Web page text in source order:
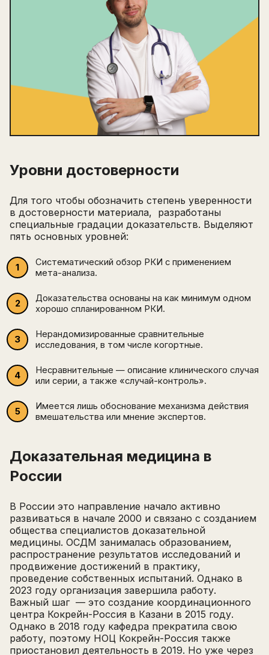
Уровни достоверности
Для того чтобы обозначить степень уверенности
в достоверности материала, разработаны
специальные градации доказательств. Выделяют
пять основных уровней:
Систематический обзор РКИ с применением
мета-анализа.
Доказательства основаны на как минимум одном
хорошо спланированном РКИ.
Нерандомизированные сравнительные
исследования, в том числе когортные.
Несравнительные — описание клинического случая
или серии, а также «случай-контроль».
Имеется лишь обоснование механизма действия
вмешательства или мнение экспертов.
Доказательная медицина в
России
В России это направление начало активно
развиваться в начале 2000 и связано с созданием
общества специалистов доказательной
медицины. ОСДМ занималась образованием,
распространение результатов исследований и
продвижение достижений в практику,
проведение собственных испытаний. Однако в
2023 году организация завершила работу.
Важный шаг — это создание координационного
центра Кокрейн-Россия в Казани в 2015 году.
Однако в 2018 году кафедра прекратила свою
работу, поэтому НОЦ Кокрейн-Россия также
приостановил деятельность в 2019. Но уже через